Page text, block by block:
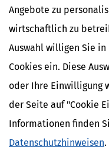
Angebote zu
wirtschaftlich zu
Auswahl willigen Sie
Cookies ein. Diese
oder Ihre Einwilligung
der Seite auf "Cookie
Informationen finden
Datenschutzhinweisen.
Finanzamt
Finanzamt Neuss
Finanzamtsuche